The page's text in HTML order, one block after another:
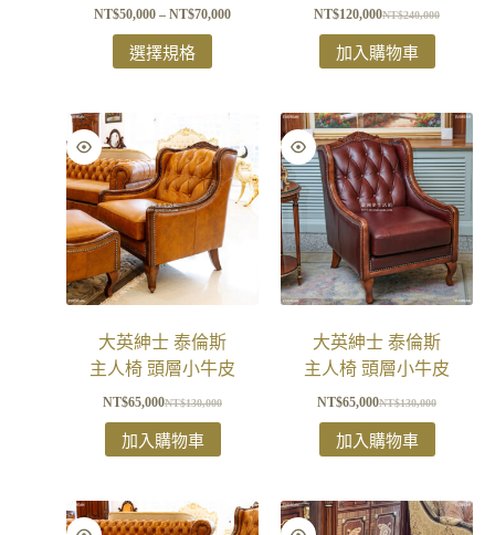
NT$50,000 – NT$70,000
選擇規格
NT$240,000
NT$120,000
加入購物車
大英紳士 泰倫斯
主人椅 頭層小牛皮
NT$130,000
NT$65,000
加入購物車
大英紳士 泰倫斯
主人椅 頭層小牛皮
NT$130,000
NT$65,000
加入購物車